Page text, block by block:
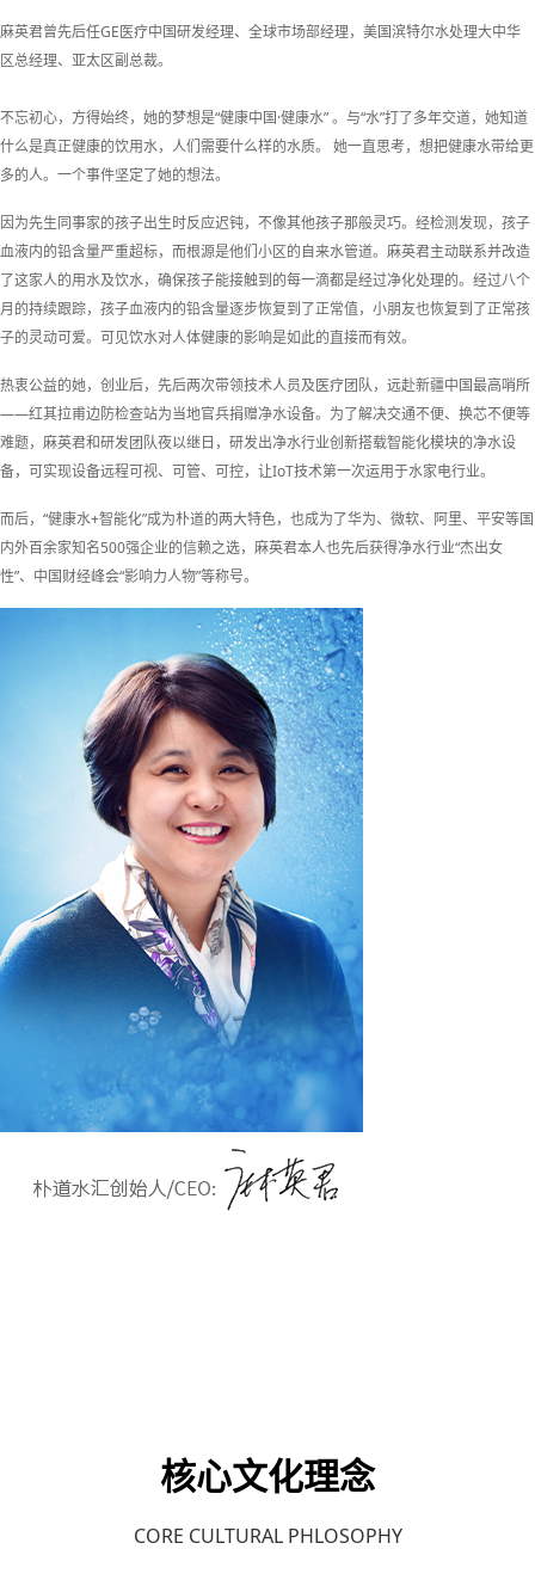
麻英君曾先后任GE医疗中国研发经理、全球市场部经理，美国滨特尔水处理大中华
区总经理、亚太区副总裁。
不忘初心，方得始终，她的梦想是“健康中国·健康水” 。与“水”打了多年交道，她知道
什么是真正健康的饮用水，人们需要什么样的水质。 她一直思考，想把健康水带给更
多的人。一个事件坚定了她的想法。
因为先生同事家的孩子出生时反应迟钝，不像其他孩子那般灵巧。经检测发现，孩子
血液内的铅含量严重超标，而根源是他们小区的自来水管道。麻英君主动联系并改造
了这家人的用水及饮水，确保孩子能接触到的每一滴都是经过净化处理的。经过八个
月的持续跟踪，孩子血液内的铅含量逐步恢复到了正常值，小朋友也恢复到了正常孩
子的灵动可爱。可见饮水对人体健康的影响是如此的直接而有效。
热衷公益的她，创业后，先后两次带领技术人员及医疗团队，远赴新疆中国最高哨所
——红其拉甫边防检查站为当地官兵捐赠净水设备。为了解决交通不便、换芯不便等
难题，麻英君和研发团队夜以继日，研发出净水行业创新搭载智能化模块的净水设
备，可实现设备远程可视、可管、可控，让IoT技术第一次运用于水家电行业。
而后，“健康水+智能化”成为朴道的两大特色，也成为了华为、微软、阿里、平安等国
内外百余家知名500强企业的信赖之选，麻英君本人也先后获得净水行业“杰出女
性”、中国财经峰会“影响力人物”等称号。
核心文化理念
CORE CULTURAL PHLOSOPHY